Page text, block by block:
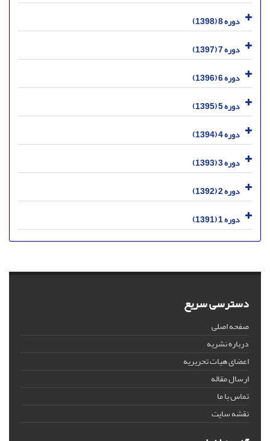
دوره 8 (1398)
دوره 7 (1397)
دوره 6 (1396)
دوره 5 (1395)
دوره 4 (1394)
دوره 3 (1393)
دوره 2 (1392)
دوره 1 (1391)
دسترسی سریع
صفحه اصلی
درباره نشریه
اعضای هیات تحریریه
ارسال مقاله
تماس با ما
نقشه سایت